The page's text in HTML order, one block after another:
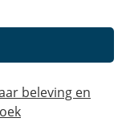
beleving en